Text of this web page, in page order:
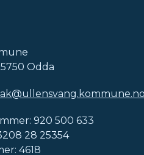
Odda
920 500 633
28 25354
4618